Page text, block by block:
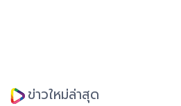
ข่าวใหม่ล่าสุด